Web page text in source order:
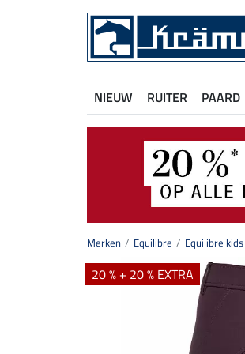
NIEUW RUITER PAARD
Merken Equilibre Equilibre
20 % + 20 % EXTRA